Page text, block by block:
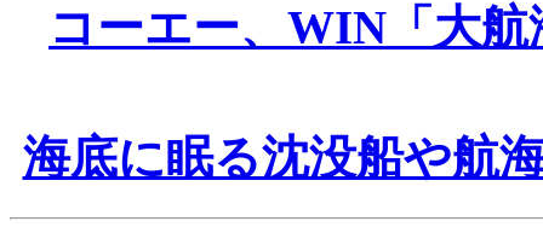
コーエー、WIN「大
海底に眠る沈没船や航